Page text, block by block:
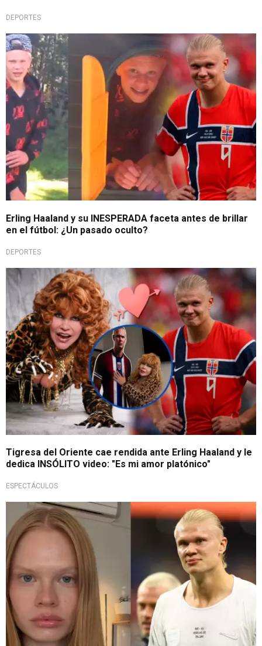
DEPORTES
Video viral en redes
Erling Haaland y su INESPERADA faceta antes de brillar
en el fútbol: ¿Un pasado oculto?
DEPORTES
Qué viva el amor
Tigresa del Oriente cae rendida ante Erling Haaland y le
dedica INSÓLITO video: "Es mi amor platónico"
ESPECTÁCULOS
Parecido sorprendente